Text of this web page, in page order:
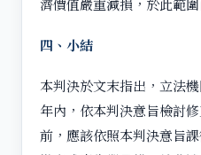
濟價值嚴重減損，於此範
四、小結
本判決於文末指出，立法
年內，依本判決意旨檢討
前，應該依照本判決意旨